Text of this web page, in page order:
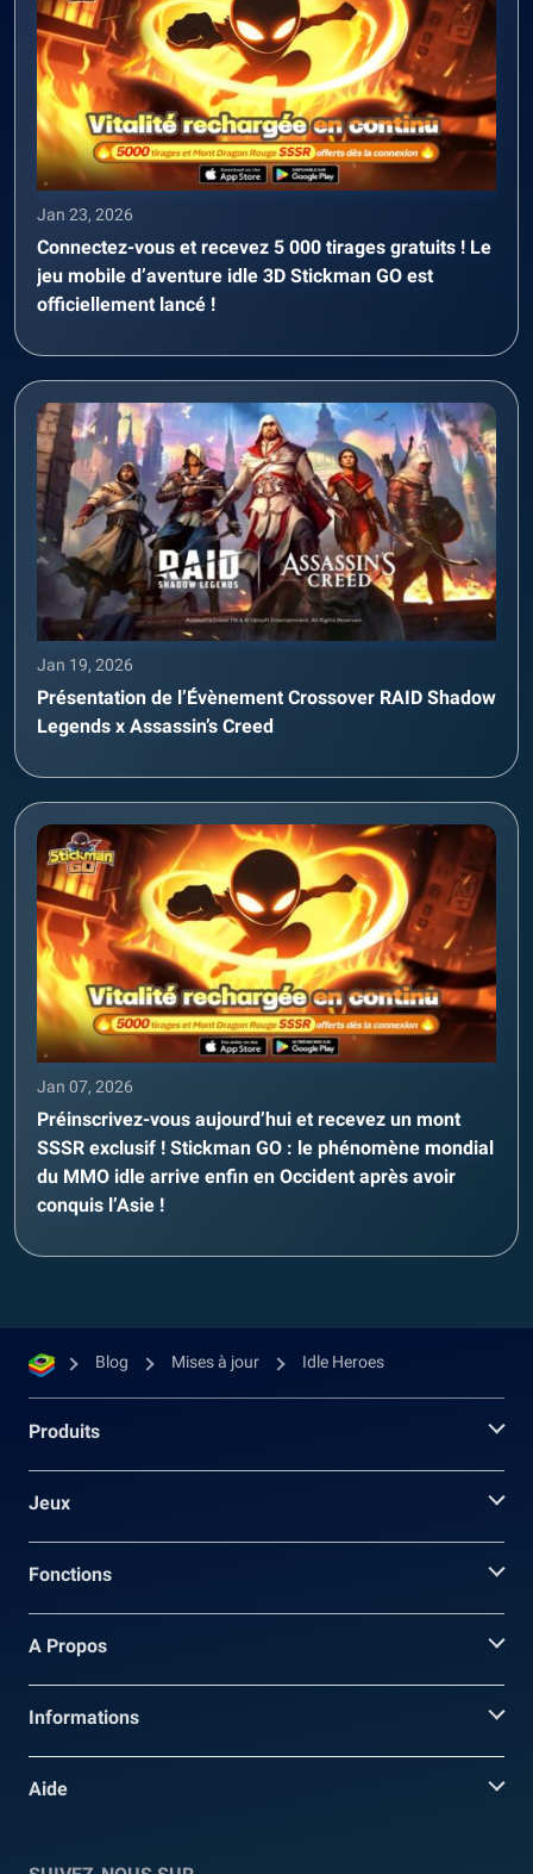
Jan 23, 2026
Connectez-vous et recevez 5 000 tirages gratuits ! Le
jeu mobile d’aventure idle 3D Stickman GO est
officiellement lancé !
Jan 19, 2026
Présentation de l’Évènement Crossover RAID Shadow
Legends x Assassin’s Creed
Jan 07, 2026
Préinscrivez-vous aujourd’hui et recevez un mont
SSSR exclusif ! Stickman GO : le phénomène mondial
du MMO idle arrive enfin en Occident après avoir
conquis l’Asie !
Blog Mises à jour Idle Heroes
Produits
Jeux
Fonctions
A Propos
Informations
Aide